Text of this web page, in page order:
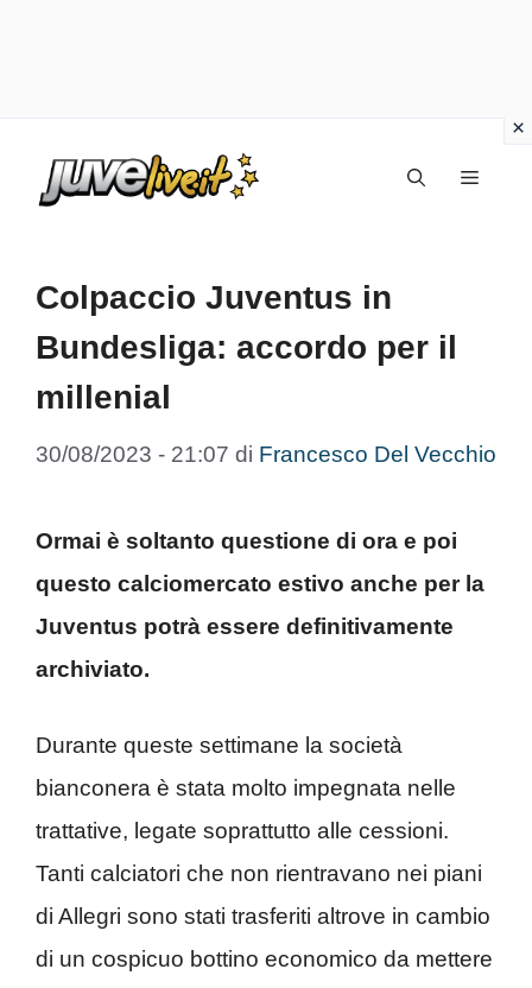
Menu
Colpaccio Juventus in
Bundesliga: accordo per il
millenial
30/08/2023 - 21:07 di Francesco Del Vecchio
Ormai è soltanto questione di ora e poi
questo calciomercato estivo anche per la
Juventus potrà essere definitivamente
archiviato.
Durante queste settimane la società
bianconera è stata molto impegnata nelle
trattative, legate soprattutto alle cessioni.
Tanti calciatori che non rientravano nei piani
di Allegri sono stati trasferiti altrove in cambio
di un cospicuo bottino economico da mettere